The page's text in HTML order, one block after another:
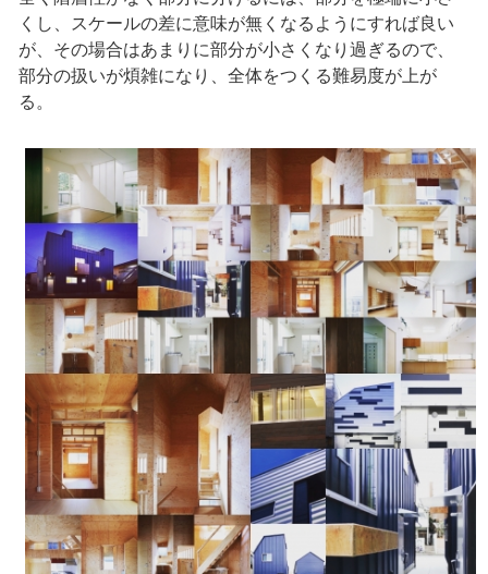
くし、スケールの差に意味が無くなるようにすれば良い
が、その場合はあまりに部分が小さくなり過ぎるので、
部分の扱いが煩雑になり、全体をつくる難易度が上が
る。